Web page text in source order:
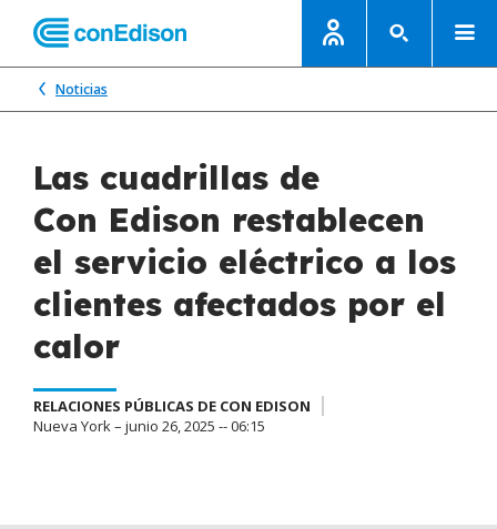
Noticias
Las cuadrillas de
Con Edison restablecen
el servicio eléctrico a los
clientes afectados por el
calor
RELACIONES PÚBLICAS DE CON EDISON
Nueva York – junio 26, 2025 -- 06:15